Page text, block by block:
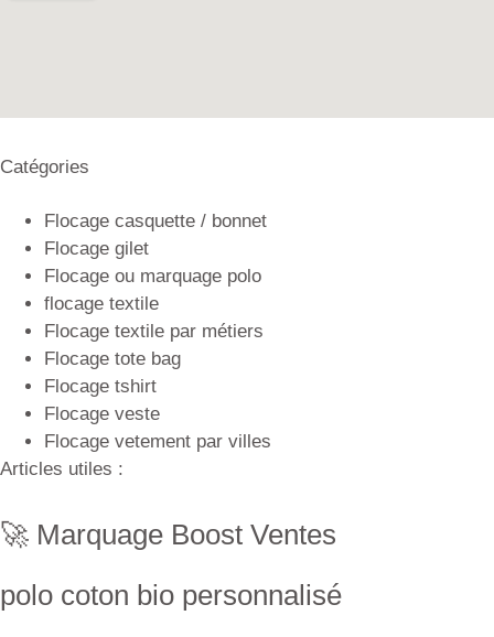
Catégories
Flocage casquette / bonnet
Flocage gilet
Flocage ou marquage polo
flocage textile
Flocage textile par métiers
Flocage tote bag
Flocage tshirt
Flocage veste
Flocage vetement par villes
Articles utiles :
🚀 Marquage Boost Ventes
polo coton bio personnalisé